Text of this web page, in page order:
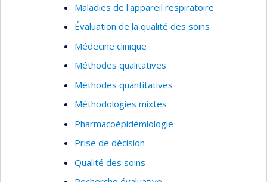
Maladies de l'appareil respiratoire
Évaluation de la qualité des soins
Médecine clinique
Méthodes qualitatives
Méthodes quantitatives
Méthodologies mixtes
Pharmacoépidémiologie
Prise de décision
Qualité des soins